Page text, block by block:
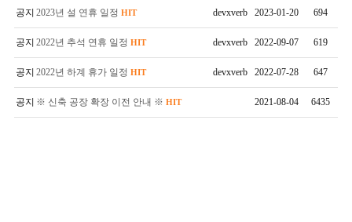
공지 2023년 설 연휴 일정 HIT devxverb 2023-01-20 694
공지 2022년 추석 연휴 일정 HIT devxverb 2022-09-07 619
공지 2022년 하계 휴가 일정 HIT devxverb 2022-07-28 647
공지 ※ 신축 공장 확장 이전 안내 ※ HIT 2021-08-04 6435